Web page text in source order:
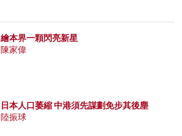
繪本界一顆閃亮新星
陳家偉
日本人口萎縮 中港須先謀劃免步其後塵
陸振球